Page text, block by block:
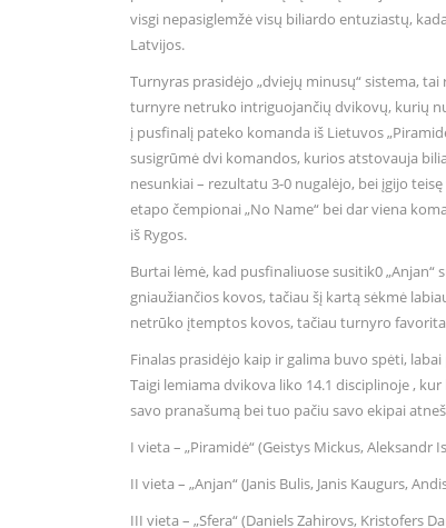
visgi nepasiglemžė visų biliardo entuziastų,
Latvijos.
Turnyras prasidėjo „dviejų minusų“ sistema,
turnyre netruko intriguojančių dvikovų, kurių
į pusfinalį pateko komanda iš Lietuvos
susigrūmė dvi komandos, kurios atstovauja
nesunkiai – rezultatu 3-0 nugalėjo, bei įgijo
etapo čempionai „No Name“ bei dar viena
iš Rygos.
Burtai lėmė, kad pusfinaliuose susitik0 „Anjan“
gniaužiančios kovos, tačiau šį kartą sėkmė
netrūko įtemptos kovos, tačiau turnyro
Finalas prasidėjo kaip ir galima buvo spėti,
Taigi lemiama dvikova liko 14.1 disciplinoje ,
savo pranašumą bei tuo pačiu savo ekipai
I vieta – „Piramidė“ (Geistys Mickus, Aleksandr
II vieta – „Anjan“ (Janis Bulis, Janis Kaugurs,
III vieta – „Sfera“ (Daniels Zahirovs, Kristofers